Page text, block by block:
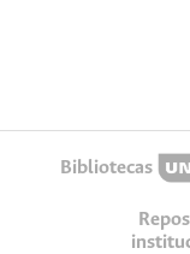
Bibliotecas